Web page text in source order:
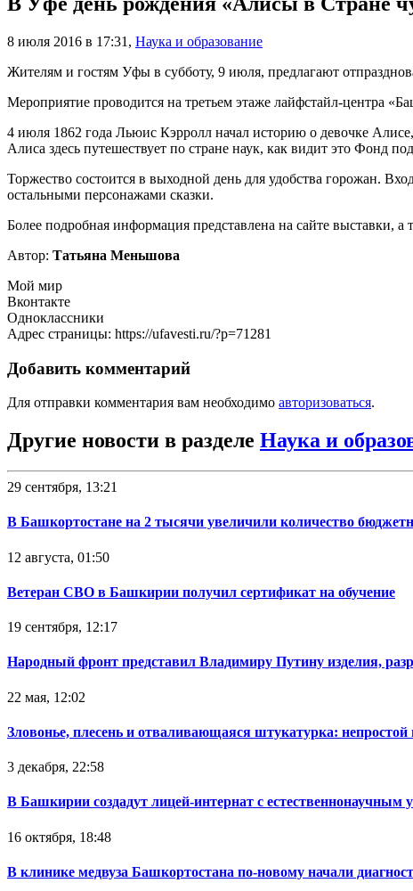
8 июля 2016 в 17:31 , Наука и образование
Жителям и гостям Уфы в субботу, 9 июля, предлагают
Мероприятие проводится на третьем этаже лайфстайл-центра
4 июля 1862 года Льюис Кэрролл начал историю о девочке
Алиса здесь путешествует по стране наук, как видит это Фонд
Торжество состоится в выходной день для удобства горожан.
остальными персонажами сказки.
Более подробная информация представлена на сайте выставки,
Автор: Татьяна Меньшова
Мой мир
Вконтакте
Одноклассники
Адрес страницы: https://ufavesti.ru/?p=71281
Добавить комментарий
Для отправки комментария вам необходимо авторизоваться.
Другие новости в разделе Наука и
29 сентября, 13:21
В Башкортостане на 2 тысячи увеличили количество
12 августа, 01:50
Ветеран СВО в Башкирии получил сертификат на обучение
19 сентября, 12:17
Народный фронт представил Владимиру Путину изделия,
22 мая, 12:02
Зловонье, плесень и отваливающаяся штукатурка:
3 декабря, 22:58
В Башкирии создадут лицей-интернат с естественнонаучным
16 октября, 18:48
В клинике медвуза Башкортостана по-новому начали